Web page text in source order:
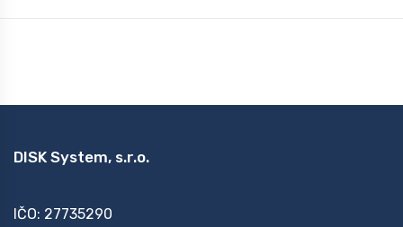
DISK System, s.r.o.
IČO: 27735290